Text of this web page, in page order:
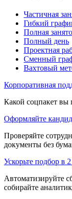
Частичная
Гибкий
Полная
Полный день
Проектная
Сменный
Вахтовый
Корпоративная
Какой соцпакет вы
Оформляйте
Проверяйте
документы без
Ускорьте подбор в
Автоматизируйте
собирайте